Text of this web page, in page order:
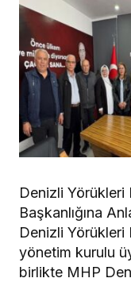
Denizli Yörükleri
Başkanlığına
Denizli Yörükleri
yönetim kurulu
birlikte MHP